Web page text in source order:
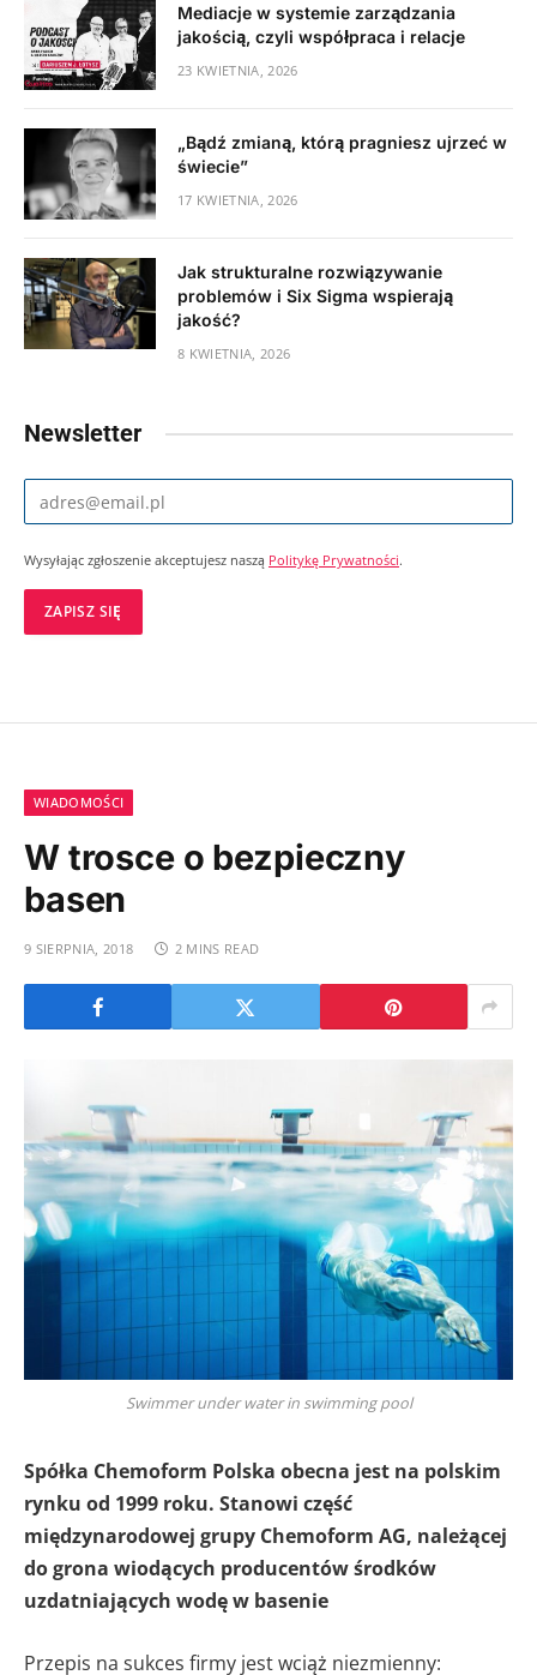
Mediacje w systemie zarządzania
jakością, czyli współpraca i relacje
23 KWIETNIA, 2026
„Bądź zmianą, którą pragniesz ujrzeć w
świecie”
17 KWIETNIA, 2026
Jak strukturalne rozwiązywanie
problemów i Six Sigma wspierają
jakość?
8 KWIETNIA, 2026
Newsletter
Wysyłając zgłoszenie akceptujesz naszą Politykę Prywatności.
WIADOMOŚCI
W trosce o bezpieczny
basen
9 SIERPNIA, 2018 2 MINS READ
Swimmer under water in swimming pool
Spółka Chemoform Polska obecna jest na polskim
rynku od 1999 roku. Stanowi część
międzynarodowej grupy Chemoform AG, należącej
do grona wiodących producentów środków
uzdatniających wodę w basenie
Przepis na sukces firmy jest wciąż niezmienny: